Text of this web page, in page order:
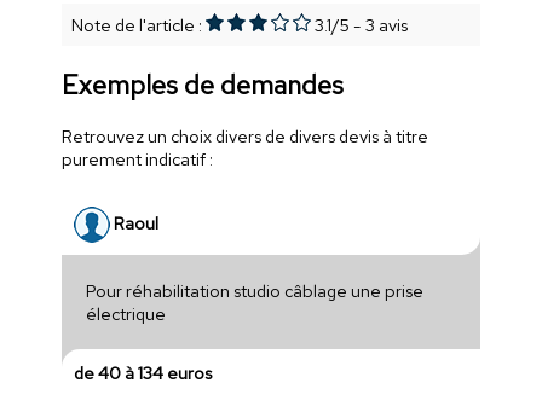
Note de l'article : 3.1/5 - 3 avis
Exemples de demandes
Retrouvez un choix divers de divers devis à titre
purement indicatif :
Raoul
Pour réhabilitation studio câblage une prise
électrique
de 40 à 134 euros